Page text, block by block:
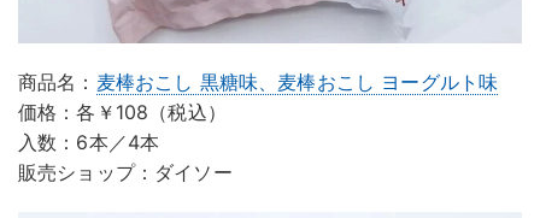
商品名： 麦棒おこし 黒糖味、麦棒おこし ヨーグルト味
価格：各￥108（税込）
入数：6本／4本
販売ショップ：ダイソー